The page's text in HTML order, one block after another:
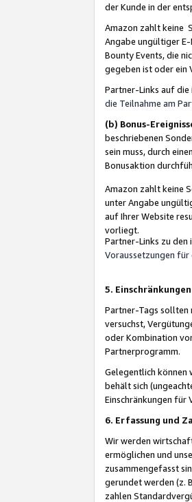
der Kunde in der
Amazon zahlt keine
Angabe ungültiger
Bounty Events, die
gegeben ist oder ein
Partner-Links auf
die Teilnahme am
(b) Bonus-
beschriebenen
sein muss, durch
Bonusaktion
Amazon zahlt keine
unter Angabe
auf Ihrer Website
vorliegt.
Partner-Links zu den
Voraussetzungen
5.
Partner-Tags sollten
versuchst,
oder Kombination
Partnerprogramm.
Gelegentlich können
behält sich
Einschränkungen für
6. Erfassung und
Wir werden
ermöglichen und
zusammengefasst
gerundet werden (z.
zahlen